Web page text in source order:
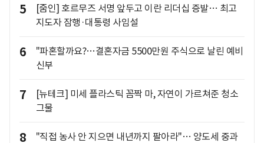
5
[줌인] 호르무즈 서명 앞두고 이란 리더십 증발… 최고
지도자 잠행·대통령 사임설
6
"파혼할까요?…결혼자금 5500만원 주식으로 날린 예비
신부
7
[뉴테크] 미세 플라스틱 꼼짝 마, 자연이 가르쳐준 청소
그물
8
"직접 농사 안 지으면 내년까지 팔아라"… 양도세 중과